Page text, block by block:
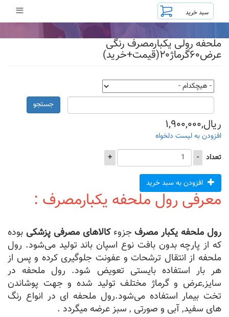
محتوای
≡
ملحفه رولی یکبارمصرف رنگی
عرض۶۰گرماژ۲۰(قیمت+خرید)
جستجو
ریال,۱,۹۰۰,۰۰۰
افزودن به لیست دلخواه
تعداد
-
+
افزودن به سبد خرید
معرفی رول ملحفه یکبارمصرف :
رول ملحفه یکبار مصرف جزوءکالاهای مصرفی پزشکی بوده
که از پارچه بدون بافت نوع اسپان باند تولید می‌شود. رول
ملحفه از انتقال ترشحات و عفونت جلوگیری کرده و پس از
هر بار استفاده بایستی تعویض شود. رول ملحفه در
سایز,عرض و گرماژ مختلف تولید شده و جهت پوشاندن
تخت بیمار استفاده می‌شود.رول ملحفه ای در انواع رنگ
های سفید, آبی و صورتی , سبز عرضه میگردد .